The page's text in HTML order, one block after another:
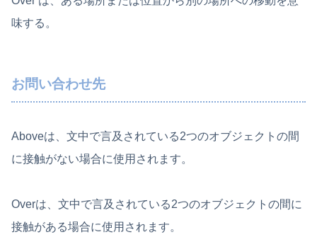
味する。
お問い合わせ先
Aboveは、文中で言及されている2つのオブジェクトの間
に接触がない場合に使用されます。
Overは、文中で言及されている2つのオブジェクトの間に
接触がある場合に使用されます。